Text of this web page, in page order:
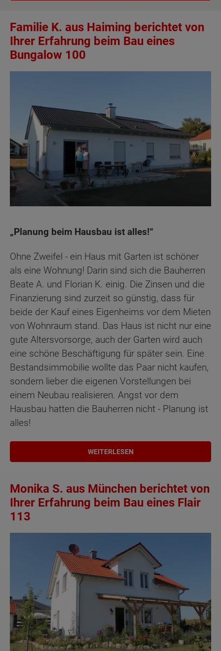
Familie K. aus Haiming berichtet von
Ihrer Erfahrung beim Bau eines
Bungalow 100
„Planung beim Hausbau ist alles!“
Ohne Zweifel - ein Haus mit Garten ist schöner
als eine Wohnung! Darin sind sich die Bauherren
Beate A. und Florian K. einig. Die Zinsen und die
Finanzierung sind zurzeit so günstig, dass für
beide der Kauf eines Eigenheims vor dem Mieten
von Wohnraum stand. Das Haus ist nicht nur eine
gute Altersvorsorge, auch der Garten wird auch
eine schöne Beschäftigung für später sein. Eine
Bestandsimmobilie wollte das Paar nicht kaufen,
sondern lieber die eigenen Vorstellungen bei
einem Neubau realisieren. Angst vor dem
Hausbau hatten die Bauherren nicht - Planung ist
alles!
WEITERLESEN
Monika S. aus München berichtet von
Ihrer Erfahrung beim Bau eines Flair
113